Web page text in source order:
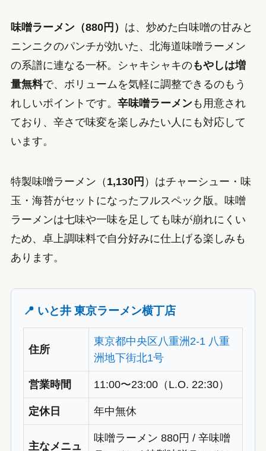
味噌ラーメン（880円） は、炒めた白味噌の甘みと
ニンニクのパンチが効いた、北海道味噌ラーメン
の系譜に連なる一杯。シャキシャキのもやしは増
量無料で、ボリュームを気軽に調整できるのもう
れしいポイントです。 辛味噌ラーメンも用意され
ており、辛さで味変を楽しみたい人にも対応して
います。
特製味噌ラーメン（ 1,130円 ）はチャーシュー・味
玉・海苔がセットになったフルスペック版。味噌
ラーメンは七味や一味を足しても味が崩れにくい
ため、卓上調味料で自分好みに仕上げる楽しみも
あります。
📍 いと井 東京ラーメン横丁店
住所
東京都中央区八重洲2-1 八重
洲地下街北1号
営業時間 11:00〜23:00（L.O. 22:30）
定休日 年中無休
主なメニュ
味噌ラーメン 880円 / 辛味噌